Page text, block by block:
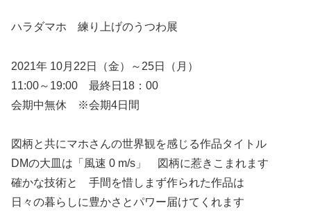
ハラダマホ 練り上げのうつわ展
2021年 10月22日（金）～25日（月）
11:00～19:00 最終日18：00
会期中無休 ※会期4日間
図柄と共にマホさんの世界観を感じる作品タイトル
DMの大皿は「風速 0 m/s」 図柄に惹きこまれます
確かな技術と 手間を惜しまず作られた作品は
日々の暮らしに豊かさとパワー届けてくれます